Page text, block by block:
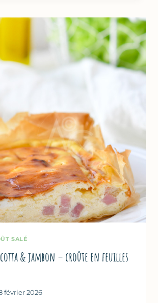
MOELLEUX
SALÉ
& jambon – croûte en feuilles
février 2026